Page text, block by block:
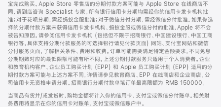
宝完成购买。Apple Store 零售店的分期付款方案可能与 Apple Store 在线商店不
同，请到店咨询 Specialist 专家。所有银行信用卡分期均需经你的信用卡发卡机构批
准；对于花呗分期，需经蚂蚁金服批准；对于微信分付分期，需经微信分付批准。如果你选
择的分期付款方案未获得信用卡发卡机构、蚂蚁金服或微信分付的批准，Apple 将不会
被告知原因。请参阅信用卡发卡机构 (包括但不限于招商银行、中国建设银行、中国工商
银行等，具体支持分期付款服务的可选择银行请见付款页面) 网站、支付宝网站和微信
分付服务页面，了解相关条件、费用和收费。订单可能需要满足特定金额要求，不同免息
分期期数对应的最低限额可能有所不同。上述分期付款服务只适用于个人消费者。企业
和教育机构客户、企业员工购买计划 (EPP) 和 Apple 员工购买计划 (EPP) 适用的分
期付款方案可能与上述方案不同，详情请参见教育商店、EPP 在线商店和企业商店。公
司信用卡无资格申请分期。招商银行分期付款单笔订单最高限额为 RMB 150000。
当商品有货并/或发货时，购物金额将计入你的信用卡、支付宝或微信分付账单。相关财
务费用将显示在你的信用卡对账单、支付宝或微信账户中。